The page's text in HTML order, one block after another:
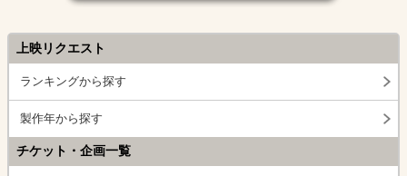
上映リクエスト
ランキングから探す
製作年から探す
チケット・企画一覧